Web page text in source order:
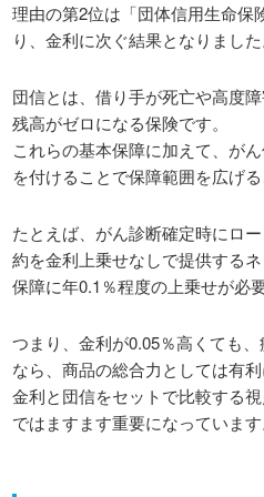
理由の第2位は「団体信用生命保
り、金利に次ぐ結果となりました
団信とは、借り手が死亡や高度
残高がゼロになる保険です。
これらの基本保障に加えて、が
を付けることで保障範囲を広げる
たとえば、がん診断確定時にロ
約を金利上乗せなしで提供する
保障に年0.1％程度の上乗せが必
つまり、金利が0.05％高くても
なら、商品の総合力としては有利
金利と団信をセットで比較する
ではますます重要になっています